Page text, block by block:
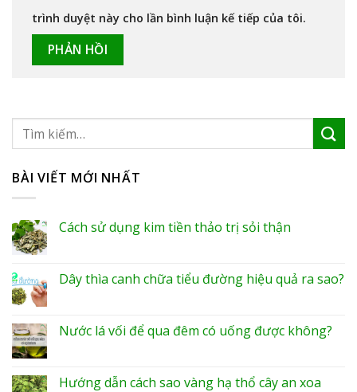
trình duyệt này cho lần bình luận kế tiếp của tôi.
BÀI VIẾT MỚI NHẤT
Cách sử dụng kim tiền thảo trị sỏi thận
Dây thìa canh chữa tiểu đường hiệu quả ra sao?
Nước lá vối để qua đêm có uống được không?
Hướng dẫn cách sao vàng hạ thổ cây an xoa